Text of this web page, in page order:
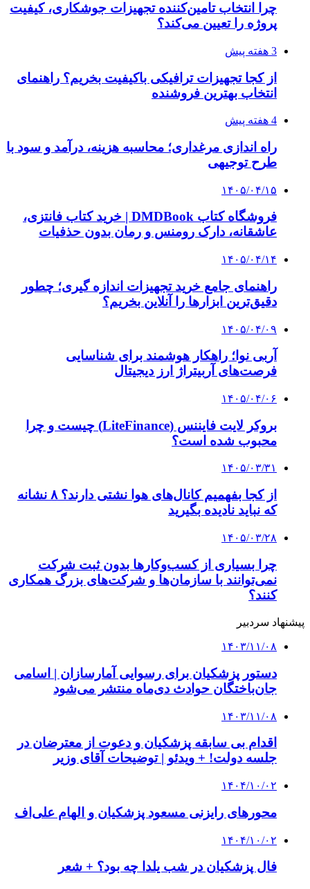
چرا انتخاب تامین‌کننده تجهیزات جوشکاری، کیفیت
پروژه را تعیین می‌کند؟
3 هفته پیش
از کجا تجهیزات ترافیکی باکیفیت بخریم؟ راهنمای
انتخاب بهترین فروشنده
4 هفته پیش
راه اندازی مرغداری؛ محاسبه هزینه، درآمد و سود با
طرح توجیهی
۱۴۰۵/۰۴/۱۵
فروشگاه کتاب DMDBook | خرید کتاب فانتزی،
عاشقانه، دارک رومنس و رمان بدون حذفیات
۱۴۰۵/۰۴/۱۴
راهنمای جامع خرید تجهیزات اندازه گیری؛ چطور
دقیق‌ترین ابزارها را آنلاین بخریم؟
۱۴۰۵/۰۴/۰۹
آربی نوا؛ راهکار هوشمند برای شناسایی
فرصت‌های آربیتراژ ارز دیجیتال
۱۴۰۵/۰۴/۰۶
بروکر لایت فایننس (LiteFinance) چیست و چرا
محبوب شده است؟
۱۴۰۵/۰۳/۳۱
از کجا بفهمیم کانال‌های هوا نشتی دارند؟ ۸ نشانه
که نباید نادیده بگیرید
۱۴۰۵/۰۳/۲۸
چرا بسیاری از کسب‌وکارها بدون ثبت شرکت
نمی‌توانند با سازمان‌ها و شرکت‌های بزرگ همکاری
کنند؟
پیشنهاد سردبیر
۱۴۰۳/۱۱/۰۸
دستور پزشکیان برای رسوایی آمارسازان | اسامی
جان‌باختگان حوادث دی‌ماه‌ منتشر می‌شود
۱۴۰۳/۱۱/۰۸
اقدام بی سابقه پزشکیان و دعوت از معترضان در
جلسه دولت! + ویدئو | توضیحات آقای وزیر
۱۴۰۴/۱۰/۰۲
محورهای رایزنی مسعود پزشکیان و الهام علی‌اف
۱۴۰۴/۱۰/۰۲
فال پزشکیان در شب یلدا چه بود؟ + شعر